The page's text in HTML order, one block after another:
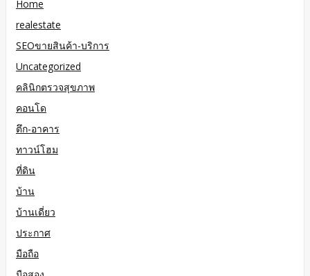
Home
realestate
SEOขายสินค้า-บริการ
Uncategorized
คลินิกตรวจสุขภาพ
คอนโด
ตึก-อาคาร
ทาวน์โฮม
ที่ดิน
บ้าน
บ้านเดี่ยว
ประกาศ
มือถือ